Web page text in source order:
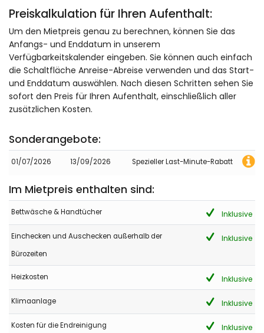
Preiskalkulation für Ihren Aufenthalt:
Um den Mietpreis genau zu berechnen, können Sie das
Anfangs- und Enddatum in unserem
Verfügbarkeitskalender eingeben. Sie können auch einfach
die Schaltfläche Anreise-Abreise verwenden und das Start-
und Enddatum auswählen. Nach diesen Schritten sehen Sie
sofort den Preis für Ihren Aufenthalt, einschließlich aller
zusätzlichen Kosten.
Sonderangebote:
01/07/2026 13/09/2026 Spezieller Last-Minute-Rabatt
Im Mietpreis enthalten sind:
Bettwäsche & Handtücher Inklusive
Einchecken und Auschecken außerhalb der
Bürozeiten
Inklusive
Heizkosten Inklusive
Klimaanlage Inklusive
Kosten für die Endreinigung Inklusive